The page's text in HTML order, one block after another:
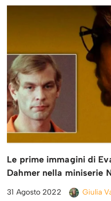
Le prime immagini di
Dahmer nella miniserie
31 Agosto 2022 Giulia